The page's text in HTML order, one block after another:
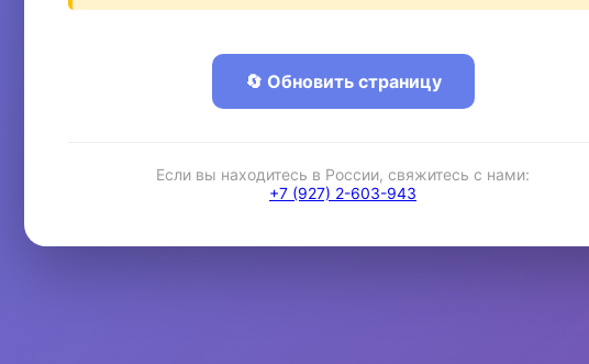
🔄 Обновить страницу
Если вы находитесь в России, свяжитесь с нами:
+7 (927) 2-603-943